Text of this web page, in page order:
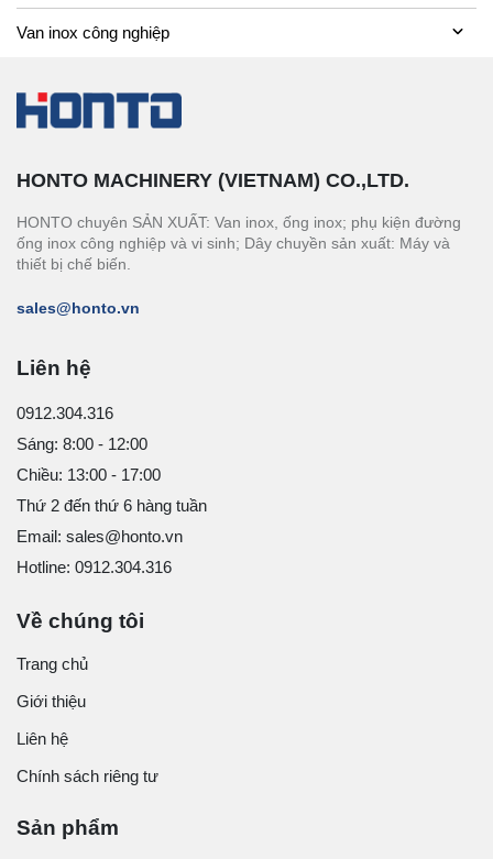
Van inox công nghiệp
HONTO MACHINERY (VIETNAM) CO.,LTD.
HONTO chuyên SẢN XUẤT: Van inox, ống inox; phụ kiện đường
ống inox công nghiệp và vi sinh; Dây chuyền sản xuất: Máy và
thiết bị chế biến.
sales@honto.vn
Liên hệ
0912.304.316
Sáng: 8:00 - 12:00
Chiều: 13:00 - 17:00
Thứ 2 đến thứ 6 hàng tuần
Email: sales@honto.vn
Hotline: 0912.304.316
Về chúng tôi
Trang chủ
Giới thiệu
Liên hệ
Chính sách riêng tư
Sản phẩm